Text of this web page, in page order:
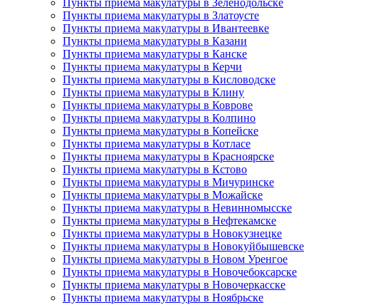
Пункты приема макулатуры в Зеленодольске
Пункты приема макулатуры в Златоусте
Пункты приема макулатуры в Ивантеевке
Пункты приема макулатуры в Казани
Пункты приема макулатуры в Канске
Пункты приема макулатуры в Керчи
Пункты приема макулатуры в Кисловодске
Пункты приема макулатуры в Клину
Пункты приема макулатуры в Коврове
Пункты приема макулатуры в Колпино
Пункты приема макулатуры в Копейске
Пункты приема макулатуры в Котласе
Пункты приема макулатуры в Красноярске
Пункты приема макулатуры в Кстово
Пункты приема макулатуры в Мичуринске
Пункты приема макулатуры в Можайске
Пункты приема макулатуры в Невинномысске
Пункты приема макулатуры в Нефтекамске
Пункты приема макулатуры в Новокузнецке
Пункты приема макулатуры в Новокуйбышевске
Пункты приема макулатуры в Новом Уренгое
Пункты приема макулатуры в Новочебоксарске
Пункты приема макулатуры в Новочеркасске
Пункты приема макулатуры в Ноябрьске